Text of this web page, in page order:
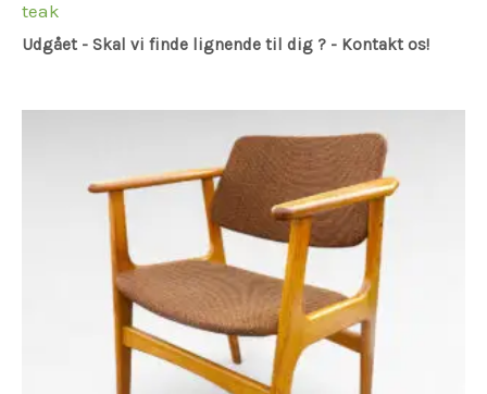
teak
Udgået - Skal vi finde lignende til dig ? - Kontakt os!